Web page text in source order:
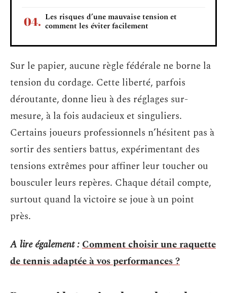
Les risques d’une mauvaise tension et
comment les éviter facilement
Sur le papier, aucune règle fédérale ne borne la
tension du cordage. Cette liberté, parfois
déroutante, donne lieu à des réglages sur-
mesure, à la fois audacieux et singuliers.
Certains joueurs professionnels n’hésitent pas à
sortir des sentiers battus, expérimentant des
tensions extrêmes pour affiner leur toucher ou
bousculer leurs repères. Chaque détail compte,
surtout quand la victoire se joue à un point
près.
A lire également :Comment choisir une raquette
de tennis adaptée à vos performances ?